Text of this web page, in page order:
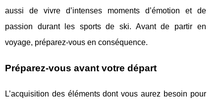
aussi de vivre d’intenses moments d’émotion et de
passion durant les sports de ski. Avant de partir en
voyage, préparez-vous en conséquence.
Préparez-vous avant votre départ
L’acquisition des éléments dont vous aurez besoin pour